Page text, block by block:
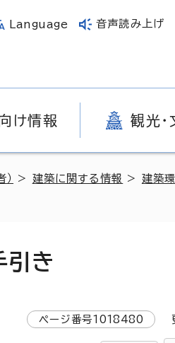
Language 音声読み上げ
け情報 観光・
> 建築に関する情報 > 建築環
き
ページ番号1018480